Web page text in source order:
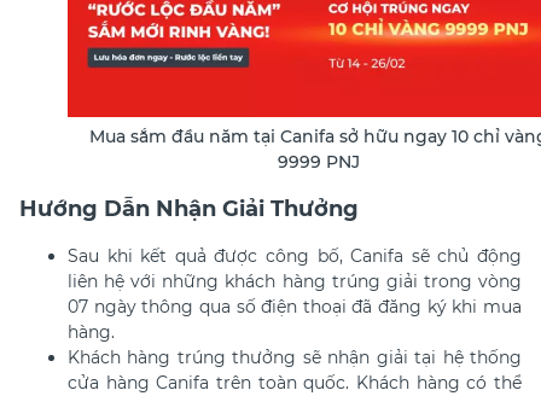
Mua sắm đầu năm tại Canifa sở hữu ngay 10 chỉ
9999 PNJ
Hướng Dẫn Nhận Giải Thưởng
Sau khi kết quả được công bố, Canifa sẽ chủ động
liên hệ với những khách hàng trúng giải trong vòng
07 ngày thông qua số điện thoại đã đăng ký khi mua
hàng.
Khách hàng trúng thưởng sẽ nhận giải tại hệ thống
cửa hàng Canifa trên toàn quốc. Khách hàng có thể